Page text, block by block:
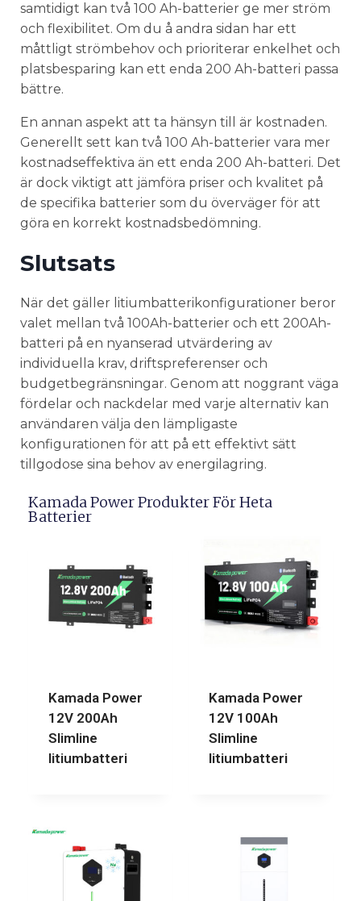
samtidigt kan två 100 Ah-batterier ge mer ström
och flexibilitet. Om du å andra sidan har ett
måttligt strömbehov och prioriterar enkelhet och
platsbesparing kan ett enda 200 Ah-batteri passa
bättre.
En annan aspekt att ta hänsyn till är kostnaden.
Generellt sett kan två 100 Ah-batterier vara mer
kostnadseffektiva än ett enda 200 Ah-batteri. Det
är dock viktigt att jämföra priser och kvalitet på
de specifika batterier som du överväger för att
göra en korrekt kostnadsbedömning.
Slutsats
När det gäller litiumbatterikonfigurationer beror
valet mellan två 100Ah-batterier och ett 200Ah-
batteri på en nyanserad utvärdering av
individuella krav, driftspreferenser och
budgetbegränsningar. Genom att noggrant väga
fördelar och nackdelar med varje alternativ kan
användaren välja den lämpligaste
konfigurationen för att på ett effektivt sätt
tillgodose sina behov av energilagring.
Kamada Power Produkter För Heta
Batterier
Kamada Power
12V 200Ah
Slimline
litiumbatteri
Kamada Power
12V 100Ah
Slimline
litiumbatteri